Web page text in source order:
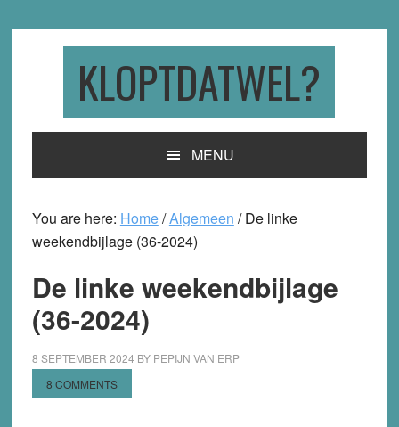
KLOPTDATWEL?
MENU
You are here: Home/Algemeen /De linke
weekendbijlage (36-2024)
De linke weekendbijlage
(36-2024)
8 SEPTEMBER 2024 BY PEPIJN VAN ERP
8 COMMENTS